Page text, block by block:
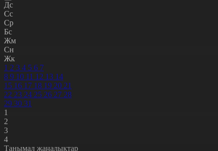
Дс
Сс
Ср
Бс
Жм
Сн
Жк
1 2 3 4 5 6 7
8 9 10 11 12 13 14
15 16 17 18 19 20 21
22 23 24 25 26 27 28
29 30 31
1
2
3
4
Танымал жаңалықтар